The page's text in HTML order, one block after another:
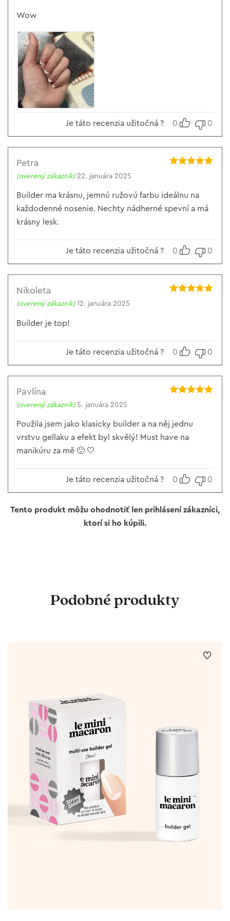
Wow
Je táto recenzia užitočná ? 0 0
Petra
(overený zákazník) 22. januára 2025
Builder ma krásnu, jemnú ružovú farbu ideálnu na
každodenné nosenie. Nechty nádherné spevní a má
krásny lesk.
Je táto recenzia užitočná ? 0 0
Nikoleta
(overený zákazník) 12. januára 2025
Builder je top!
Je táto recenzia užitočná ? 0 0
Pavlína
(overený zákazník) 5. januára 2025
Použila jsem jako klasicky builder a na něj jednu
vrstvu gellaku a efekt byl skvělý! Must have na
manikúru za mě 🙂 🤍
Je táto recenzia užitočná ? 0 0
Tento produkt môžu ohodnotiť len prihlásení zákazníci,
ktorí si ho kúpili.
Podobné produkty